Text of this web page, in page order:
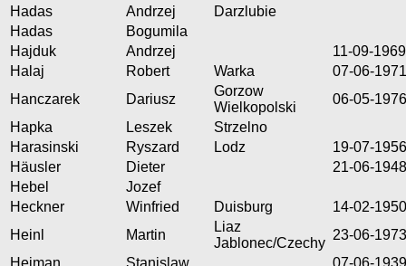
Hadas
Andrzej
Darzlubie
Hadas
Bogumila
Hajduk
Andrzej
11-09-1969
Halaj
Robert Warka
07-06-1971
Hanczarek
Dariusz
Gorzow
Wielkopolski
06-05-1976
Hapka
Leszek
Strzelno
Harasinski
Ryszard Lodz
19-07-1956
Häusler
Dieter
21-06-1948
Hebel
Jozef
Heckner
Winfried Duisburg
14-02-1950
Heinl
Martin
Liaz
Jablonec/Czechy
23-06-1973
Hejman
Stanislaw
07-06-1939